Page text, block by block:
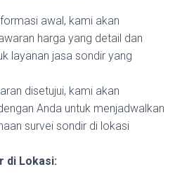
awal, kami akan
harga yang detail dan
layanan jasa sondir yang
disetujui, kami akan
Anda untuk menjadwalkan
survei sondir di lokasi
di Lokasi: